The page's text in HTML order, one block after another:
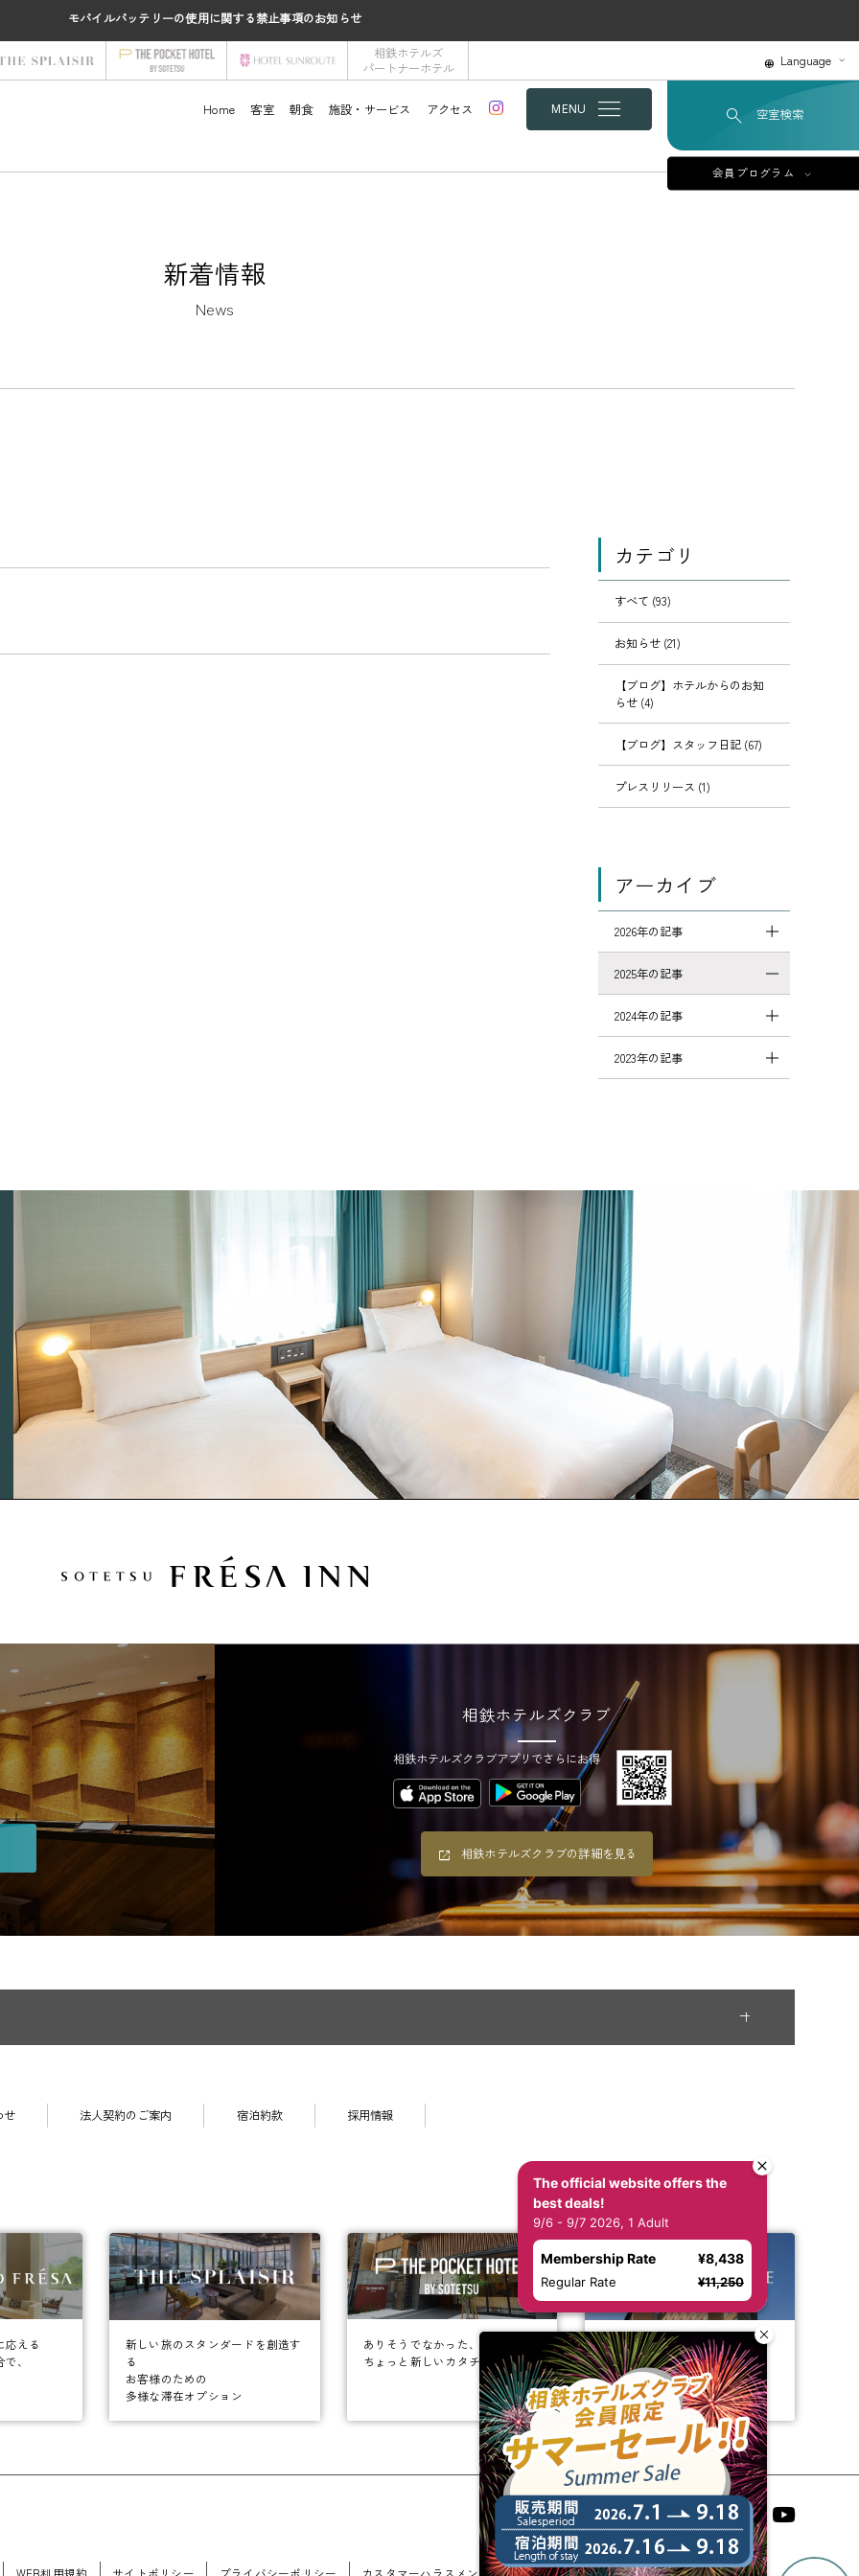
モバイルバッテリーの使用に関する禁止事項のお知らせ
相鉄ホテルズ
パートナーホテル
Language
Home 客室 朝食 施設・サービス アクセス MENU 空室検索
会員プログラム
新着情報
News
カテゴリ
すべて (93)
お知らせ (21)
【ブログ】ホテルからのお知
らせ (4)
【ブログ】スタッフ日記 (67)
プレスリリース (1)
アーカイブ
2026年の記事
2025年の記事
2024年の記事
2023年の記事
相鉄ホテルズクラブ
相鉄ホテルズクラブアプリでさらにお得
相鉄ホテルズクラブの詳細を見る
せ 法人契約のご案内 宿泊約款 採用情報
応える
、
新しい旅のスタンダードを創造す
る
お客様のための
多様な滞在オプション
ありそうでなかった、
ちょっと新しいカタチ。
ビジネスからレジャーまで、
幅広く選ばれるホテルへ。
相鉄ホテルズ 公式SNS
The official website offers the
best deals!
9/6 - 9/7 2026, 1 Adult
Membership Rate ¥8,438
Regular Rate ¥11,250